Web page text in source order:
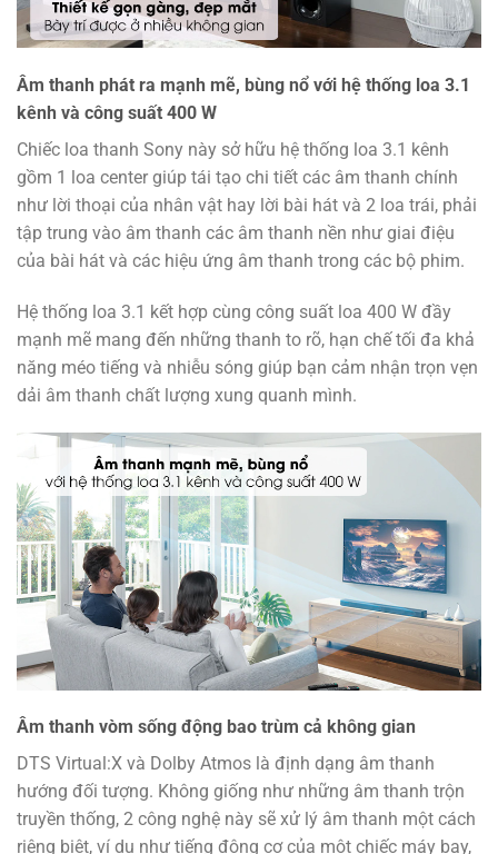
Âm thanh phát ra mạnh mẽ, bùng nổ với hệ thống loa 3.1
kênh và công suất 400 W
Chiếc loa thanh Sony này sở hữu hệ thống loa 3.1 kênh
gồm 1 loa center giúp tái tạo chi tiết các âm thanh chính
như lời thoại của nhân vật hay lời bài hát và 2 loa trái, phải
tập trung vào âm thanh các âm thanh nền như giai điệu
của bài hát và các hiệu ứng âm thanh trong các bộ phim.
Hệ thống loa 3.1 kết hợp cùng công suất loa 400 W đầy
mạnh mẽ mang đến những thanh to rõ, hạn chế tối đa khả
năng méo tiếng và nhiễu sóng giúp bạn cảm nhận trọn vẹn
dải âm thanh chất lượng xung quanh mình.
Âm thanh vòm sống động bao trùm cả không gian
DTS Virtual:X và Dolby Atmos là định dạng âm thanh
hướng đối tượng. Không giống như những âm thanh trộn
truyền thống, 2 công nghệ này sẽ xử lý âm thanh một cách
riêng biệt, ví dụ như tiếng động cơ của một chiếc máy bay,